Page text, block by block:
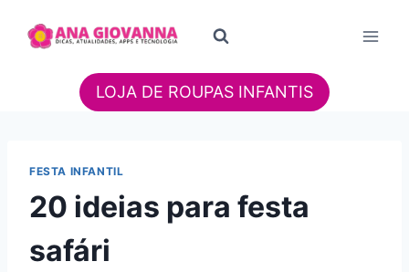
para
LOJA DE ROUPAS INFANTIS
FESTA INFANTIL
20 ideias para festa
safári